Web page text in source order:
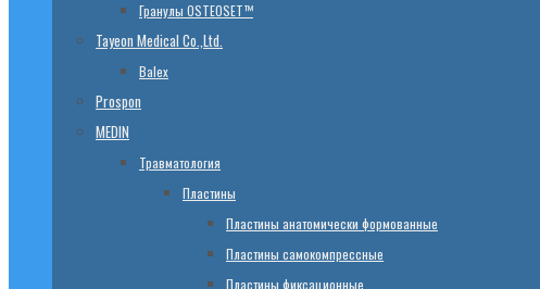
Гранулы OSTEOSET™
Tayeon Medical Co.,Ltd.
Balex
Prospon
MEDIN
Травматология
Пластины
Пластины анатомически формованные
Пластины самокомпрессные
Пластины фиксационные